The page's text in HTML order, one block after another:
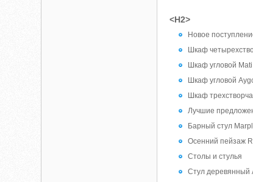
<H2>
Новое
Шкаф
Шкаф угловой
Шкаф угловой
Шкаф
Лучшие
Барный стул
Осенний пейзаж
Столы и стулья
Стул деревянный